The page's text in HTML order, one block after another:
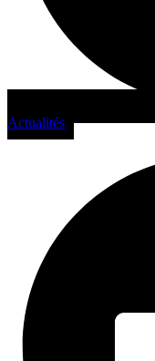
Actualités